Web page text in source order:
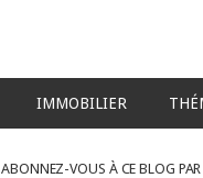
IMMOBILIER
ABONNEZ-VOUS À CE BLOG